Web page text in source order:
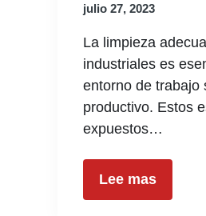
julio 27, 2023
La limpieza
industriales es
entorno de trabajo
productivo. Estos
expuestos…
Lee mas